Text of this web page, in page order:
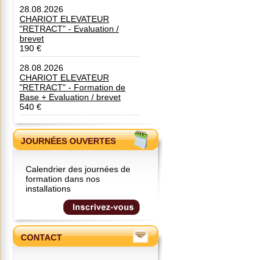
28.08.2026
CHARIOT ELEVATEUR
"RETRACT" - Evaluation /
brevet
190 €
28.08.2026
CHARIOT ELEVATEUR
"RETRACT" - Formation de
Base + Evaluation / brevet
540 €
JOURNÉES OUVERTES
Calendrier des journées de
formation dans nos
installations
CONTACT